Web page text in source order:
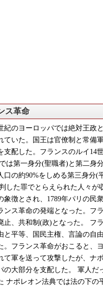
ス革命
紀のヨーロッパでは絶対王政
ていた。国王は官僚制と常備
支配した。フランスのルイ14
は第一身分(聖職者)と第二身
口の約90%をしめる第三身分(
した罪でとらえられた人々が
象徴とされ、1789年パリの民
ンス革命の発端となった。フ
止、共和制(政)となった。 フ
と平等、国民主権、言論の自
。フランス革命がおこると、
て軍を送って攻撃したが、ナ
の大部分を支配した。 軍人だ
ナポレオン法典では法の下の